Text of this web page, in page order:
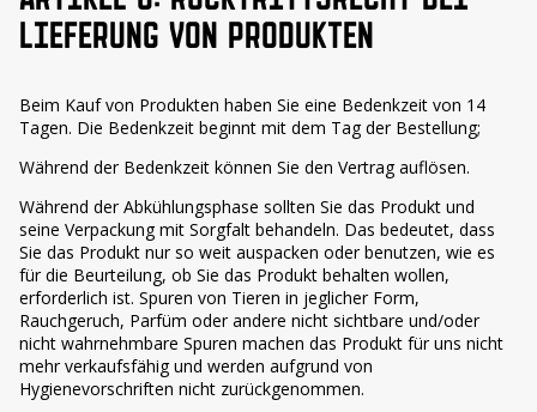
LIEFERUNG VON PRODUKTEN
Beim Kauf von Produkten haben Sie eine Bedenkzeit von 14
Tagen. Die Bedenkzeit beginnt mit dem Tag der Bestellung;
Während der Bedenkzeit können Sie den Vertrag auflösen.
Während der Abkühlungsphase sollten Sie das Produkt und
seine Verpackung mit Sorgfalt behandeln. Das bedeutet, dass
Sie das Produkt nur so weit auspacken oder benutzen, wie es
für die Beurteilung, ob Sie das Produkt behalten wollen,
erforderlich ist. Spuren von Tieren in jeglicher Form,
Rauchgeruch, Parfüm oder andere nicht sichtbare und/oder
nicht wahrnehmbare Spuren machen das Produkt für uns nicht
mehr verkaufsfähig und werden aufgrund von
Hygienevorschriften nicht zurückgenommen.